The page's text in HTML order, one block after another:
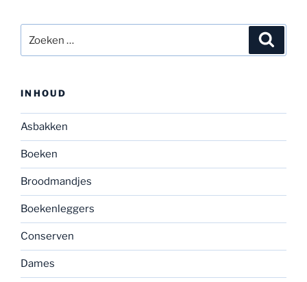
naar:
INHOUD
Asbakken
Boeken
Broodmandjes
Boekenleggers
Conserven
Dames